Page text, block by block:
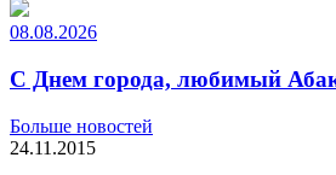
08.08.2026
С Днем города, любимый
Больше новостей
24.11.2015